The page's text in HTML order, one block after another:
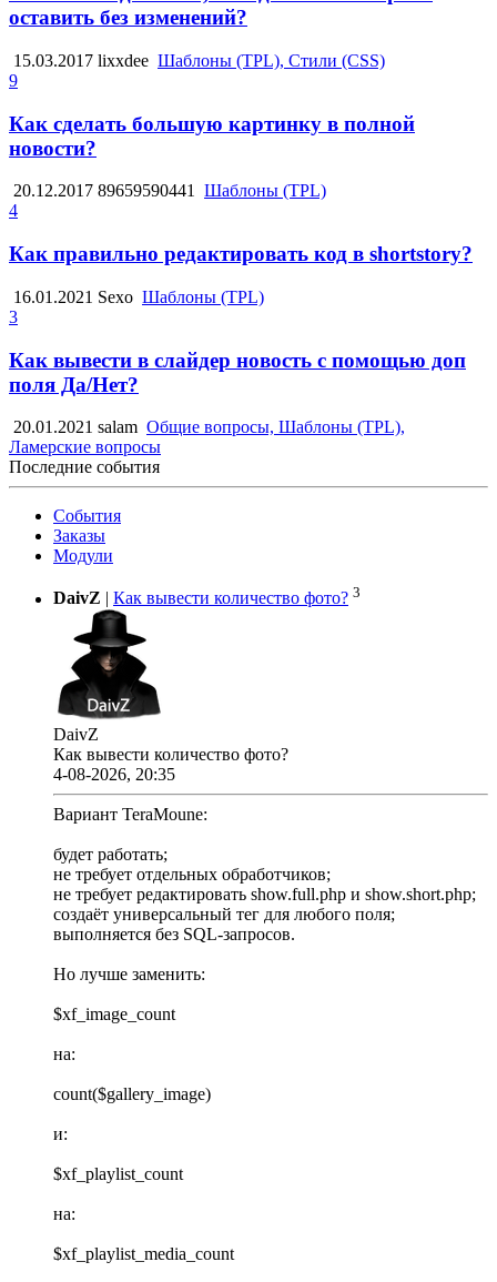
оставить без изменений?
15.03.2017 lixxdee Шаблоны (TPL), Стили (CSS)
9
Как сделать большую картинку в полной
новости?
20.12.2017 89659590441
Шаблоны (TPL)
4
Как правильно редактировать код в shortstory?
16.01.2021 Sexo Шаблоны (TPL)
3
Как вывести в слайдер новость с помощью доп
поля Да/Нет?
20.01.2021 salam Общие вопросы, Шаблоны (TPL),
Ламерские вопросы
Последние события
События
Заказы
Модули
DaivZ Как вывести количество фото? 3
DaivZ
Как вывести количество фото?
4-08-2026, 20:35
Вариант TeraMoune:
будет работать;
не требует отдельных обработчиков;
не требует редактировать show.full.php и show.short.php;
создаёт универсальный тег для любого поля;
выполняется без SQL-запросов.
Но лучше заменить:
$xf_image_count
на:
count($gallery_image)
и:
$xf_playlist_count
на:
$xf_playlist_media_count